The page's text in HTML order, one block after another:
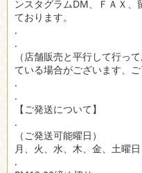
ンスタグラムDM、ＦＡＸ、
ております。
.
.
（店舗販売と平行して行っ
ている場合がございます、ご
.
.
【ご発送について】
.
（ご発送可能曜日）
月、火、水、木、金、土曜日
.